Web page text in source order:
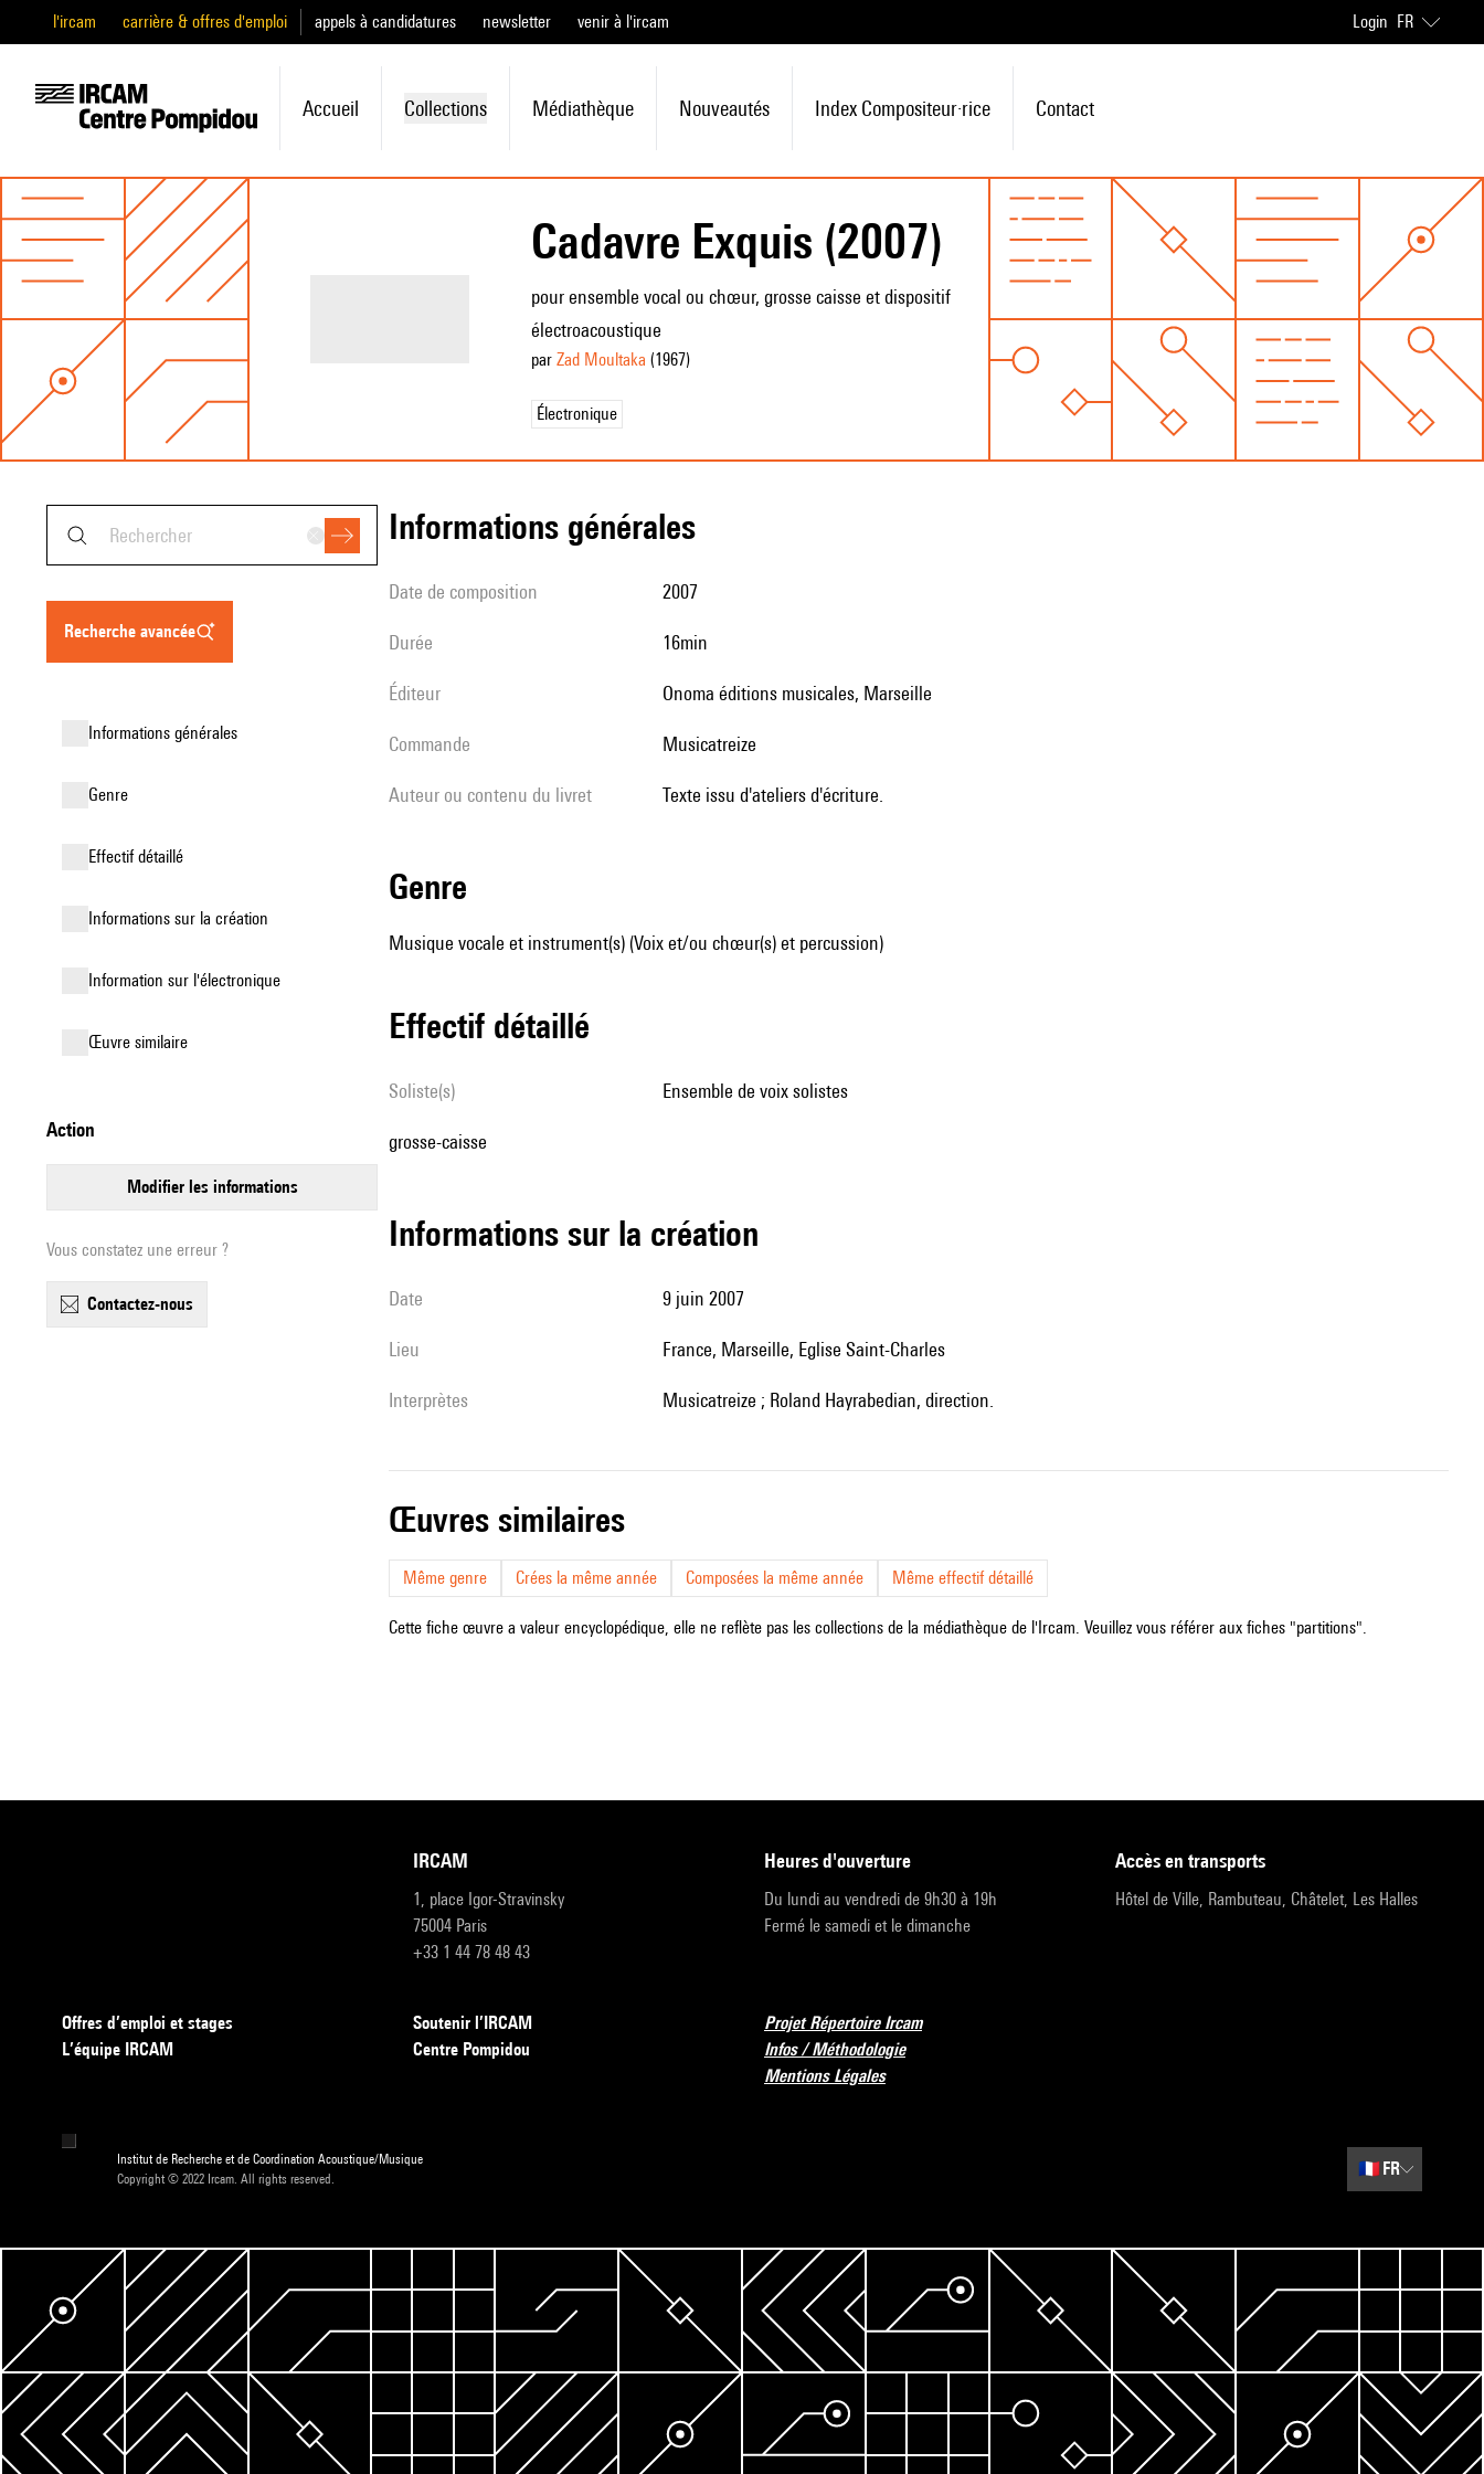
l'ircam carrière & offres d'emploi appels à candidatures newsletter venir à l'ircam Login FR
Accueil Collections Médiathèque Nouveautés Index Compositeur·rice Contact
Cadavre Exquis (2007)
pour ensemble vocal ou chœur, grosse caisse et dispositif
électroacoustique
par Zad Moultaka (1967)
Électronique
recherche avancée
informations générales
genre
effectif détaillé
informations sur la création
Information sur l'électronique
œuvre similaire
action
modifier les informations
Vous constatez une erreur ?
contactez-nous
informations générales
date de composition 2007
durée 16min
éditeur Onoma éditions musicales, Marseille
Commande Musicatreize
Auteur ou contenu du livret Texte issu d'ateliers d'écriture.
genre
Musique vocale et instrument(s) (Voix et/ou chœur(s) et percussion)
effectif détaillé
Soliste(s) ensemble de voix solistes
grosse-caisse
informations sur la création
date 9 juin 2007
lieu France, Marseille, Eglise Saint-Charles
interprètes Musicatreize ; Roland Hayrabedian, direction.
œuvres similaires
Même genre Crées la même année Composées la même année Même effectif détaillé
Cette fiche œuvre a valeur encyclopédique, elle ne reflète pas les collections de la médiathèque de l'Ircam. Veuillez vous référer aux fiches "partitions".
IRCAM
1, place Igor-Stravinsky
75004 Paris
+33 1 44 78 48 43
heures d'ouverture
Du lundi au vendredi de 9h30 à 19h
Fermé le samedi et le dimanche
accès en transports
Hôtel de Ville, Rambuteau, Châtelet, Les Halles
Offres d’emploi et stages
L’équipe IRCAM
Soutenir l’IRCAM
Centre Pompidou
Projet Répertoire Ircam
Infos / Méthodologie
Mentions Légales
Institut de Recherche et de Coordination Acoustique/Musique
Copyright © 2022 Ircam. All rights reserved.
🇫🇷 FR